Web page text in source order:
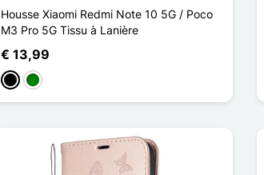
Housse Xiaomi Redmi Note 10 5G / Poco
M3 Pro 5G Tissu à Lanière
€ 13,99
ZwartGroen